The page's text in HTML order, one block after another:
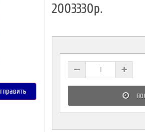
2003330р.